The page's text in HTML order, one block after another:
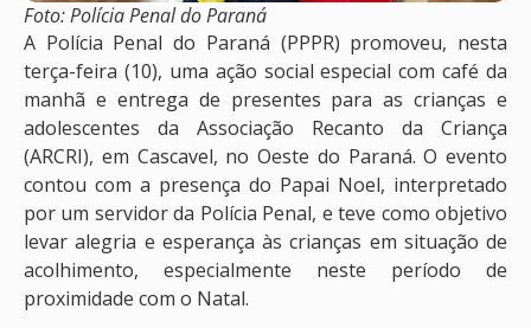
Foto: Polícia Penal do Paraná
A Polícia Penal do Paraná (PPPR) promoveu, nesta
terça-feira (10), uma ação social especial com café da
manhã e entrega de presentes para as crianças e
adolescentes da Associação Recanto da Criança
(ARCRI), em Cascavel, no Oeste do Paraná. O evento
contou com a presença do Papai Noel, interpretado
por um servidor da Polícia Penal, e teve como objetivo
levar alegria e esperança às crianças em situação de
acolhimento, especialmente neste período de
proximidade com o Natal.